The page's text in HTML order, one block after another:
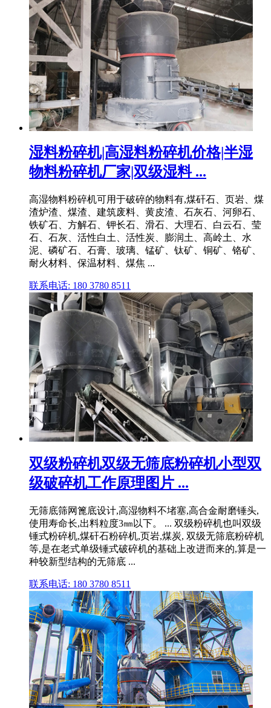
湿料粉碎机|高湿料粉碎机价格|半湿
物料粉碎机厂家|双级湿料 ...
高湿物料粉碎机可用于破碎的物料有,煤矸石、页岩、煤
渣炉渣、煤渣、建筑废料、黄皮渣、石灰石、河卵石、
铁矿石、方解石、钾长石、滑石、大理石、白云石、莹
石、石灰、活性白土、活性炭、膨润土、高岭土、水
泥、磷矿石、石膏、玻璃、锰矿、钛矿、铜矿、铬矿、
耐火材料、保温材料、煤焦 ...
联系电话: 180 3780 8511
双级粉碎机双级无筛底粉碎机小型双
级破碎机工作原理图片 ...
无筛底筛网篦底设计,高湿物料不堵塞,高合金耐磨锤头,
使用寿命长,出料粒度3㎜以下。 ... 双级粉碎机也叫双级
锤式粉碎机,煤矸石粉碎机,页岩,煤炭, 双级无筛底粉碎机
等,是在老式单级锤式破碎机的基础上改进而来的,算是一
种较新型结构的无筛底 ...
联系电话: 180 3780 8511